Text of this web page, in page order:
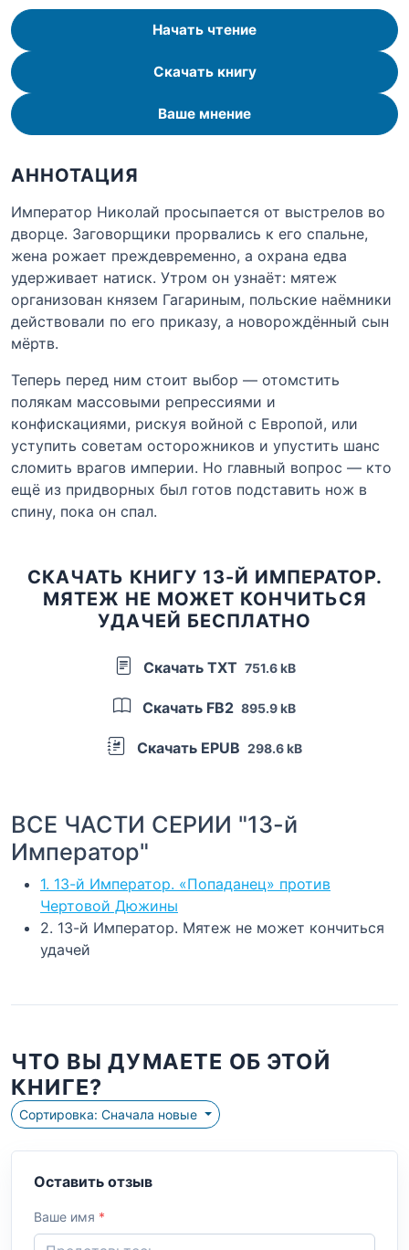
Начать чтение
Скачать книгу
Ваше мнение
АННОТАЦИЯ
Император Николай просыпается от выстрелов во
дворце. Заговорщики прорвались к его спальне,
жена рожает преждевременно, а охрана едва
удерживает натиск. Утром он узнаёт: мятеж
организован князем Гагариным, польские наёмники
действовали по его приказу, а новорождённый сын
мёртв.
Теперь перед ним стоит выбор — отомстить
полякам массовыми репрессиями и
конфискациями, рискуя войной с Европой, или
уступить советам осторожников и упустить шанс
сломить врагов империи. Но главный вопрос — кто
ещё из придворных был готов подставить нож в
спину, пока он спал.
СКАЧАТЬ КНИГУ 13-Й ИМПЕРАТОР.
МЯТЕЖ НЕ МОЖЕТ КОНЧИТЬСЯ
УДАЧЕЙ БЕСПЛАТНО
Скачать TXT 751.6 kB
Скачать FB2 895.9 kB
Скачать EPUB 298.6 kB
ВСЕ ЧАСТИ СЕРИИ "13-й
Император"
1. 13-й Император. «Попаданец» против
Чертовой Дюжины
2. 13-й Император. Мятеж не может кончиться
удачей
ЧТО ВЫ ДУМАЕТЕ ОБ ЭТОЙ
КНИГЕ?
Сортировка: Сначала новые
Оставить отзыв
Ваше имя *